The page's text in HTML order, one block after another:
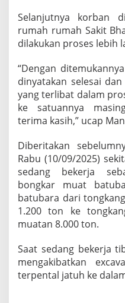
t
e
m
k
a
n
T
i
S
R
G
a
b
u
n
g
a
Selanjutnya korban
rumah rumah Sakit
dilakukan proses lebih
“Dengan
dinyatakan selesai
yang terlibat dalam
ke satuannya
terima kasih,” ucap
Diberitakan
Rabu (10/09/2025)
sedang bekerja
bongkar muat
batubara dari
1.200 ton ke
muatan 8.000 ton.
Saat sedang bekerja
mengakibatkan
terpental jatuh ke